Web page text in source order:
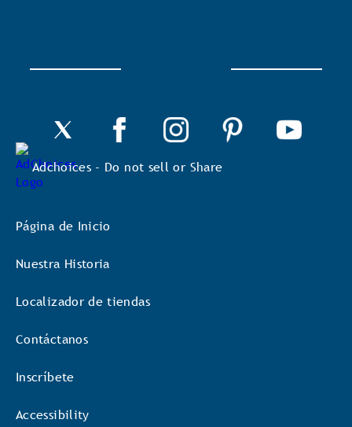
Adchoices - Do not sell or Share
Página de Inicio
Nuestra Historia
Localizador de tiendas
Contáctanos
Inscríbete
Accessibility